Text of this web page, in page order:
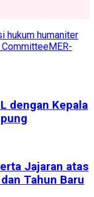
hukum humaniter
CommitteeMER-
dengan Kepala
Jajaran atas
Tahun Baru